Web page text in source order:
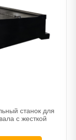
станок для
с жесткой